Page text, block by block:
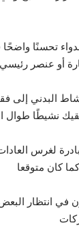
تحسنًا
أو عنصر رئيسي
البدني إلى
نشيطًا طوال
لغرس
كان متوقعا
في انتظار